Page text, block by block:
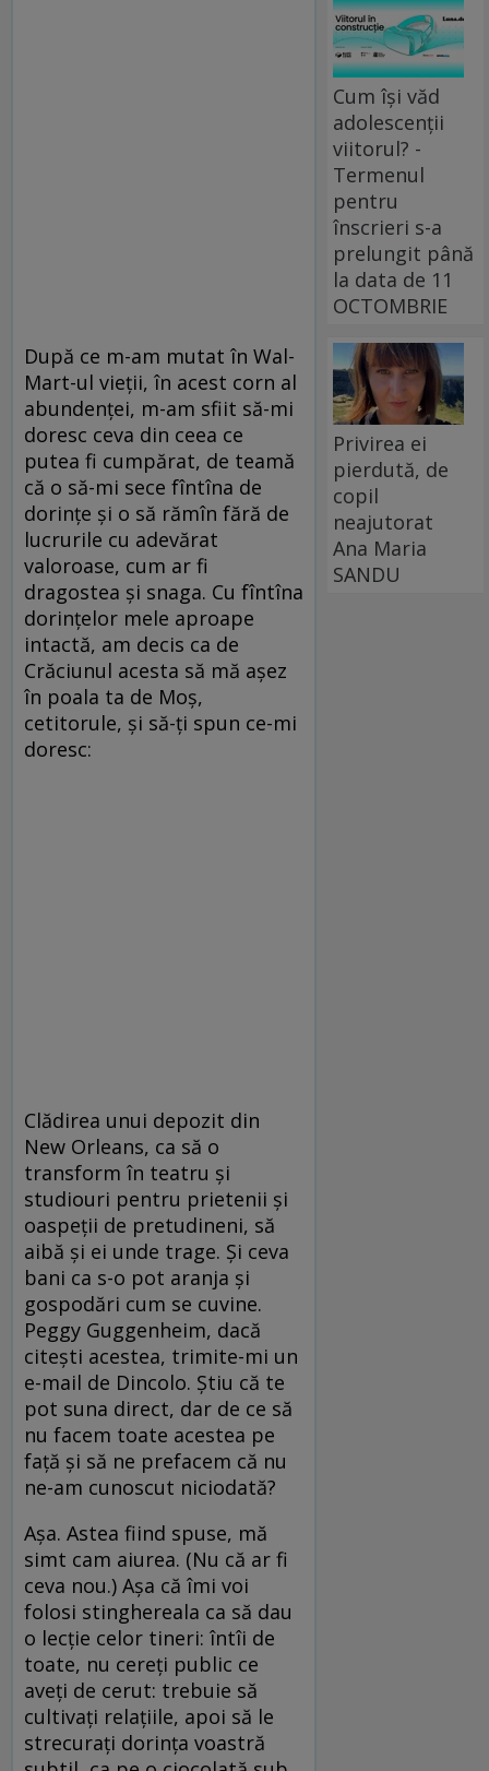
După ce m-am mutat în Wal-
Mart-ul vieţii, în acest corn al
abundenţei, m-am sfiit să-mi
doresc ceva din ceea ce
putea fi cumpărat, de teamă
că o să-mi sece fîntîna de
dorinţe şi o să rămîn fără de
lucrurile cu adevărat
valoroase, cum ar fi
dragostea şi snaga. Cu fîntîna
dorinţelor mele aproape
intactă, am decis ca de
Crăciunul acesta să mă aşez
în poala ta de Moş,
cetitorule, şi să-ţi spun ce-mi
doresc:
Clădirea unui depozit din
New Orleans, ca să o
transform în teatru şi
studiouri pentru prietenii şi
oaspeţii de pretudineni, să
aibă şi ei unde trage. Şi ceva
bani ca s-o pot aranja şi
gospodări cum se cuvine.
Peggy Guggenheim, dacă
citeşti acestea, trimite-mi un
e-mail de Dincolo. Ştiu că te
pot suna direct, dar de ce să
nu facem toate acestea pe
faţă şi să ne prefacem că nu
ne-am cunoscut niciodată?
Aşa. Astea fiind spuse, mă
simt cam aiurea. (Nu că ar fi
ceva nou.) Aşa că îmi voi
folosi stinghereala ca să dau
o lecţie celor tineri: întîi de
toate, nu cereţi public ce
aveţi de cerut: trebuie să
cultivaţi relaţiile, apoi să le
strecuraţi dorinţa voastră
Cum își văd
adolescenții
viitorul? -
Termenul
pentru
înscrieri s-a
prelungit până
la data de 11
OCTOMBRIE
Privirea ei
pierdută, de
copil
neajutorat
Ana Maria
SANDU